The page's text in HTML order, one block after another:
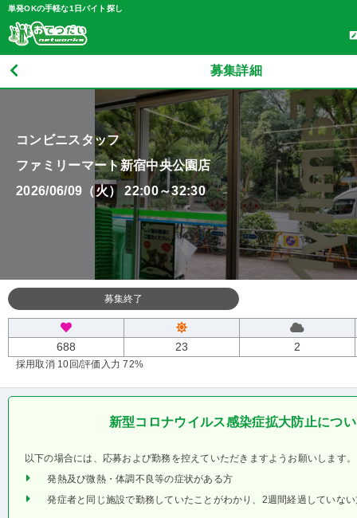
単発OKの手軽な1日バイト探し
募集詳細
コンビニスタッフ
ファミリーマート新宿中央公園店
2026/06/09（火） 22:00～32:30
募集終了
688 23 2
採用取消 10回/評価入力 72%
新型コロナウイルス感染症拡大防止につ
以下の場合には、応募および勤務を控えていただきますようお願いします。
発熱及び微熱・体調不良等の症状がある方
発症者と同じ施設で勤務していたことがわかり、2週間経過していな